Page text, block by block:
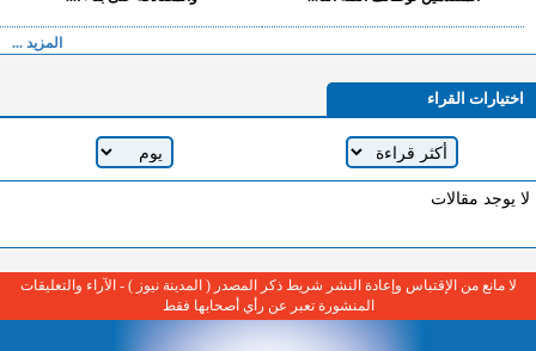
المزيد ...
اختيارات القراء
لا يوجد مقالات
لا مانع من الإقتباس وإعادة النشر شريط ذكر المصدر ( المدينة نيوز ) - الآراء والتعليقات
المنشورة تعبر عن رأي أصحابها فقط